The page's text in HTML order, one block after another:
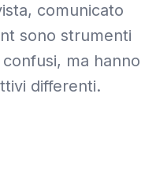
comunicato
sono strumenti
ma hanno
differenti.